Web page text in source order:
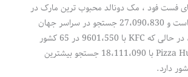
فست فود ، مک دونالد محبوب ترین مارک در
75 کشور جهان است و 27،090،830 جستجو در سراسر جهان
انجام داده است، در حالی که KFC با 9601،550 در 65 کشور
محبوب است. Pizza Hut با 18،111،090 جستجو بیشترین